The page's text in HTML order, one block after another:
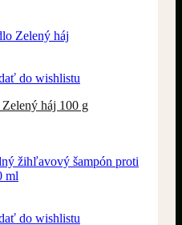
do wishlistu
háj 100 g
do wishlistu